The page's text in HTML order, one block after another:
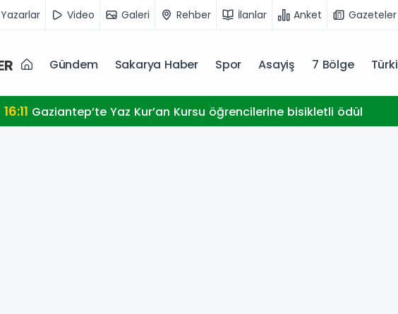
Yazarlar Video Galeri Rehber İlanlar Anket Gazeteler
Gündem Sakarya Haber Spor Asayiş 7 Bölge
16:11 Gaziantep’te Yaz Kur’an Kursu öğrencilerine bisikletli ödül